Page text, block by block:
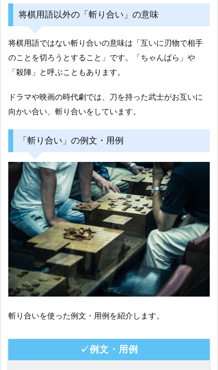
将棋用語以外の「斬り合い」の意味
将棋用語ではない斬り合いの意味は「互いに刃物で相手
のことを切ろうとすること」です。「ちゃんばら」や
「殺陣」と呼ぶこともあります。
ドラマや映画の時代劇では、刀を持った武士がお互いに
向かい合い、斬り合いをしています。
「斬り合い」の例文・用例
斬り合いを使った例文・用例を紹介します。
✓例文・用例